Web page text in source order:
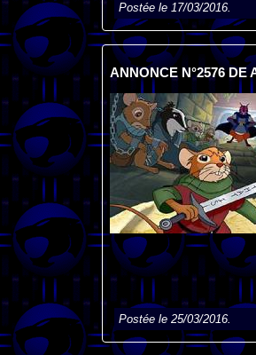
Postée le 17/03/2016.
ANNONCE N°2576 DE
Postée le 25/03/2016.